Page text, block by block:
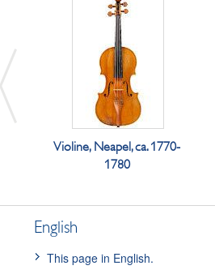
Violine, Neapel, ca. 1770-
1780
English
This page in English.